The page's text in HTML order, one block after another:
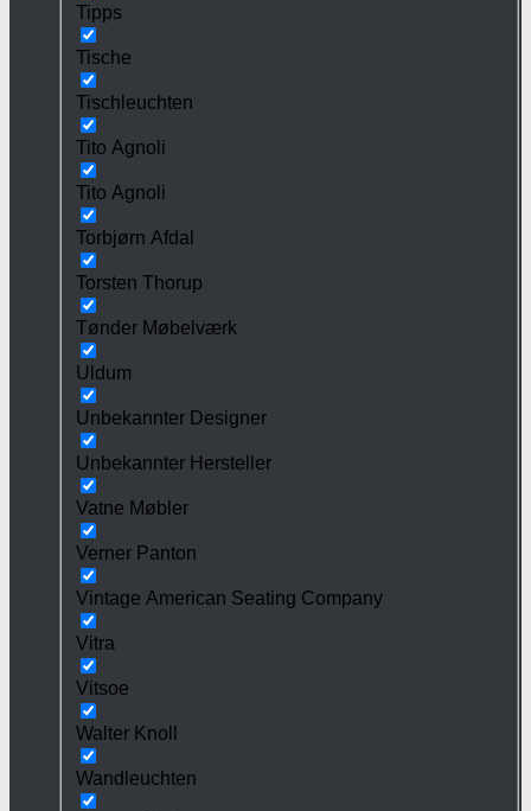
Tipps
Tische
Tischleuchten
Tito Agnoli
Tito Agnoli
Torbjørn Afdal
Torsten Thorup
Tønder Møbelværk
Uldum
Unbekannter Designer
Unbekannter Hersteller
Vatne Møbler
Verner Panton
Vintage American Seating Company
Vitra
Vitsoe
Walter Knoll
Wandleuchten